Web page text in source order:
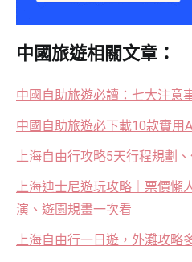
中國旅遊相關文章：
中國自助旅遊必讀：七大注意
中國自助旅遊必下載10款實用
上海自由行攻略5天行程規劃
上海迪士尼遊玩攻略｜票價懶
演、遊園規畫一次看
上海自由行一日遊，外灘攻略